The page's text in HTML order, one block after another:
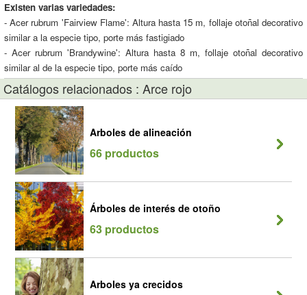
Existen varias variedades:
- Acer rubrum 'Fairview Flame': Altura hasta 15 m, follaje otoñal decorativo
similar a la especie tipo, porte más fastigiado
- Acer rubrum 'Brandywine': Altura hasta 8 m, follaje otoñal decorativo
similar al de la especie tipo, porte más caído
Catálogos relacionados : Arce rojo
Arboles de alineación
66 productos
Árboles de interés de otoño
63 productos
Arboles ya crecidos